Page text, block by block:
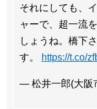
それにしても、
ャーで、超一流
しょうね。橋下
す。
https://t.co/
— 松井一郎(大阪